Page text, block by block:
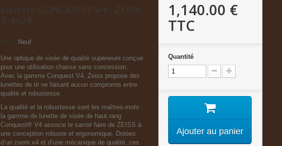
Lunette CONQUEST V4 - ZEISS
1-4x24
Neuf
Une optique de visée de qualité supérieure conçue
pour une utilisation chasse sans concession.
Avec la gamme Conquest V4, Zeiss propose des
lunettes de tir ne faisant aucun compromis entre
qualité et robustesse.
La qualité et la robustesse sont les maîtres-mots :
la gamme de lunette de visée de haut rang
Conquest® V4 associe le savoir faire de ZEISS à
une conception robuste et ergonomique. Dotées
d’un zoom x4 et d’une mécanique de qualité, ces
1,140.00 €
TTC
Quantité
Ajouter au panier